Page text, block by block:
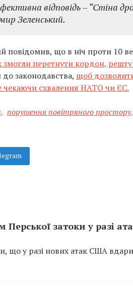
відповідь – “Стіна
Зеленський.
що в ніч проти 10
перетнути кордон, решту
законодавства, щоб
чекаючи схвалення НАТО чи ЄС.
, порушення повітряного простору,
Перської затоки у разі
що у разі нових атак США